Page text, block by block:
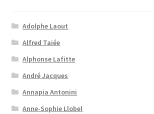
Adolphe Laout
Alfred Taiée
Alphonse Lafitte
André Jacques
Annapia Antonini
Anne-Sophie Llobel